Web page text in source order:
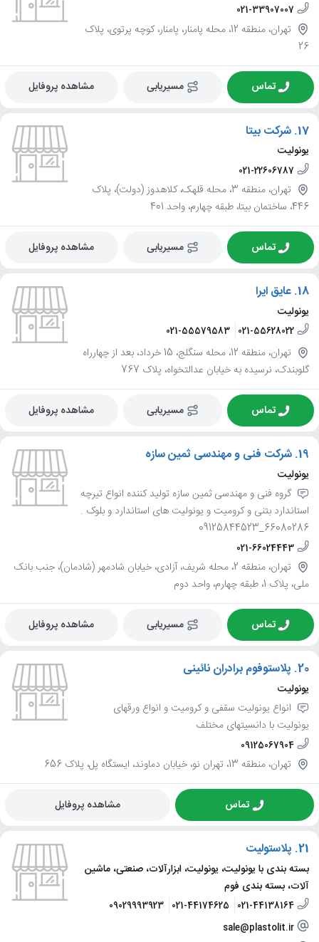
021-33907007
تهران، منطقه 12، محله پامنار، پامنار، کوچه پرتوی، پلاک
26
تماس مسیریابی مشاهده پروفایل
17. شرکت بیتا
یونولیت
021-22606787
تهران، منطقه 3، محله قلهک، کلاهدوز (دولت)، پلاک
446، ساختمان بیتا، طبقه چهارم، واحد 401
تماس مسیریابی مشاهده پروفایل
18. عایق ایرا
یونولیت
021-55628022
021-55579583
تهران، منطقه 12، محله سنگلج، 15 خرداد، بعد از چهارراه
گلوبندک، نرسیده به خیابان عدالتخواه، پلاک 767
تماس مسیریابی مشاهده پروفایل
19. شرکت فنی و مهندسی ثمین سازه
یونولیت
گروه فنی و مهندسی ثمین سازه تولید کننده انواع تیرچه
استاندارد بتنی و کرومیت و یونولیت های استاندارد و بلوک .
66080286_09125844523
021-66024443
تهران، منطقه 2، محله شریف، آزادی، خیابان شادمهر (شادمان)، جنب بانک
ملی، پلاک 1، طبقه چهارم، واحد دوم
تماس مسیریابی مشاهده پروفایل
20. پلاستوفوم برادران نائینی
یونولیت
انواع یونولیت سقفی و کرومیت و انواع ورقهای
یونولیت با دانسیتهای مختلف
09125067904
تهران، منطقه 13، تهران نو، خیابان دماوند، ایستگاه پل، پلاک 656
تماس مشاهده پروفایل
21. پلاستولیت
بسته بندی با یونولیت، یونولیت، ابزارآلات، صنعتی، ماشین
آلات، بسته بندی فوم
021-44138164
021-44174625
09029993923
sale@plastolit.ir